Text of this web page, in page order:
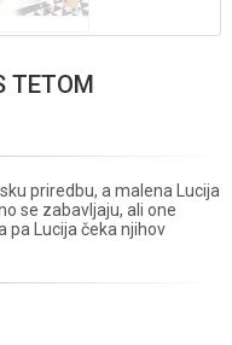
TETOM
priredbu, a malena Lucija
se zabavljaju, ali one
pa Lucija čeka njihov